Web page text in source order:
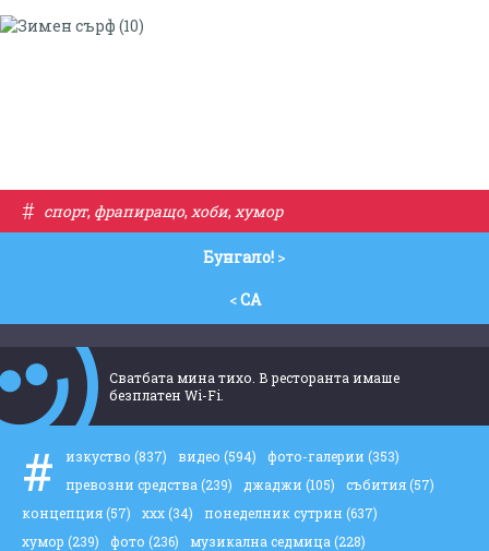
# спорт, фрапиращо, хоби, хумор
Бунгало! >
<CA
Сватбата мина тихо. В ресторанта имаше
безплатен Wi-Fi.
# изкуство (837) видео (594) фото-галерии (353)
превозни средства (239) джаджи (105) събития(57)
концепция(57) ххх(34) понеделник сутрин (637)
хумор (239) фото (236) музикална седмица (228)